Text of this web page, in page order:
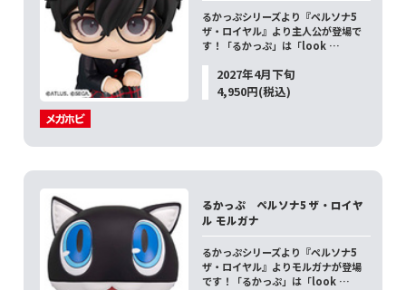
るかっぷシリーズより『ペルソナ5
ザ・ロイヤル』より主人公が登場で
す！「るかっぷ」は「look …
2027年4月下旬
4,950円(税込)
るかっぷ ペルソナ5 ザ・ロイヤ
ル モルガナ
るかっぷシリーズより『ペルソナ5
ザ・ロイヤル』よりモルガナが登場
です！「るかっぷ」は「look …